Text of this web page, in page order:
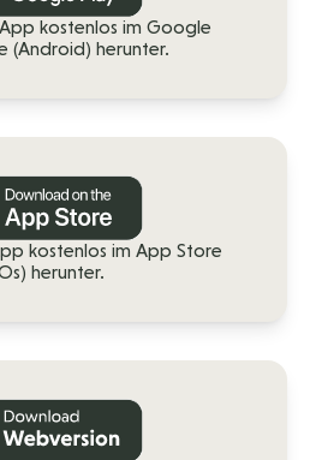
kostenlos im Google
(Android) herunter.
kostenlos im App Store
herunter.